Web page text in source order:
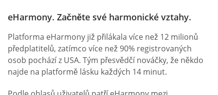
eHarmony. Začněte své harmonické vztahy.
Platforma eHarmony již přilákala více než 12 milionů
předplatitelů, zatímco více než 90% registrovaných
osob pochází z USA. Tým přesvědčí nováčky, že někdo
najde na platformě lásku každých 14 minut.